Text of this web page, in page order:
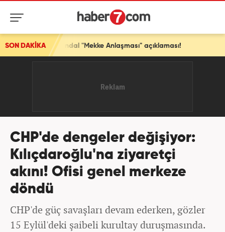
SON DAKİKA
"Mekke Anlaşması" açıklaması!
CHP'de dengeler değişiyor:
Kılıçdaroğlu'na ziyaretçi
akını! Ofisi genel merkeze
döndü
CHP'de güç savaşları devam ederken, gözler
15 Eylül'deki şaibeli kurultay duruşmasında.